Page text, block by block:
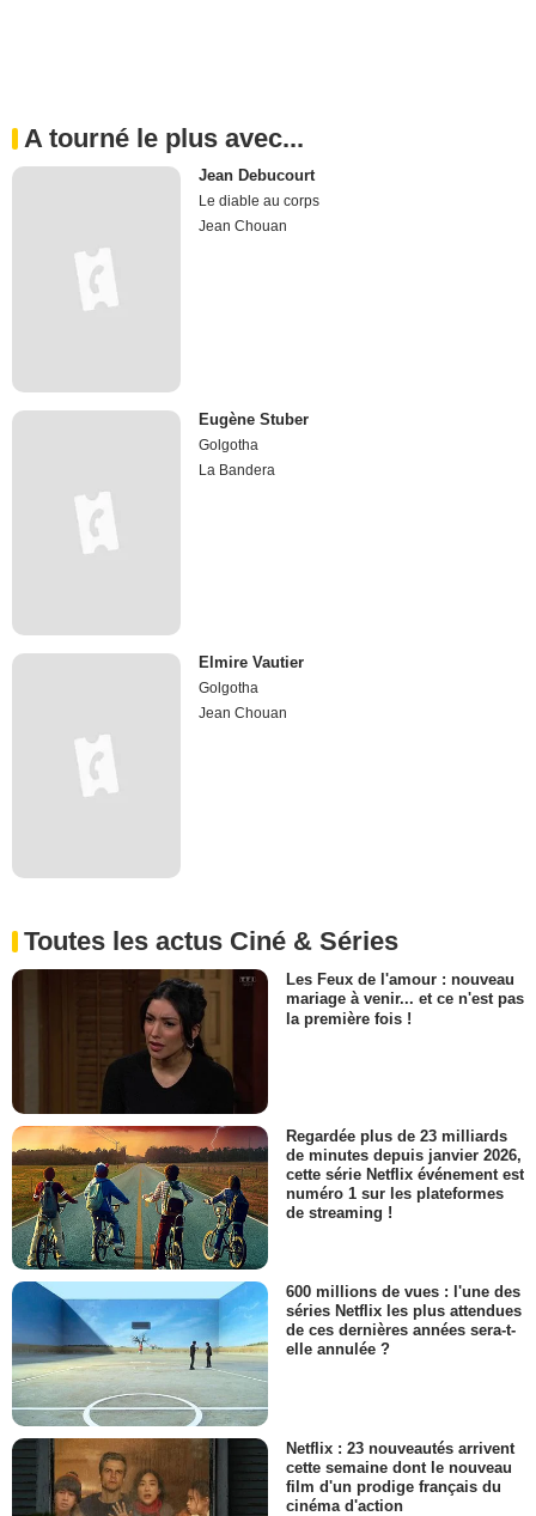
A tourné le plus avec...
Jean Debucourt
Le diable au corps
Jean Chouan
Eugène Stuber
Golgotha
La Bandera
Elmire Vautier
Golgotha
Jean Chouan
Toutes les actus Ciné & Séries
Les Feux de l'amour : nouveau
mariage à venir... et ce n'est pas
la première fois !
Regardée plus de 23 milliards
de minutes depuis janvier 2026,
cette série Netflix événement est
numéro 1 sur les plateformes
de streaming !
600 millions de vues : l'une des
séries Netflix les plus attendues
de ces dernières années sera-t-
elle annulée ?
Netflix : 23 nouveautés arrivent
cette semaine dont le nouveau
film d'un prodige français du
cinéma d'action